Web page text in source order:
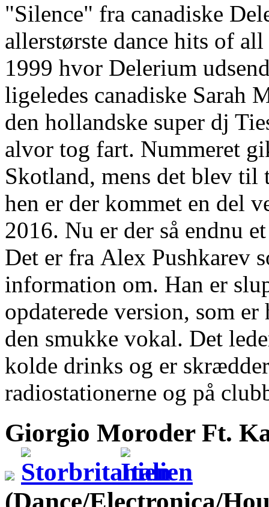
"Silence" fra canadiske
allerstørste dance hits of
1999 hvor Delerium
ligeledes canadiske Sarah
den hollandske super dj
alvor tog fart. Nummeret
Skotland, mens det blev til
hen er der kommet en del
2016. Nu er der så endnu
Det er fra Alex Pushkarev
information om. Han er
opdaterede version, som
den smukke vokal. Det
kolde drinks og er
radiostationerne og på
Giorgio Moroder Ft.